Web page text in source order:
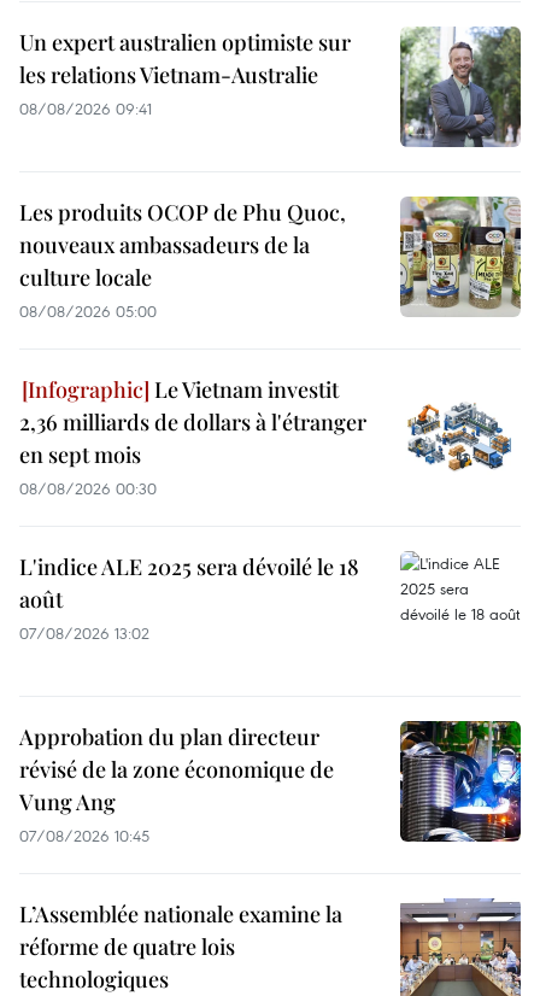
Un expert australien optimiste sur
les relations Vietnam-Australie
08/08/2026 09:41
Les produits OCOP de Phu Quoc,
nouveaux ambassadeurs de la
culture locale
08/08/2026 05:00
Le Vietnam investit
2,36 milliards de dollars à l'étranger
en sept mois
08/08/2026 00:30
L'indice ALE 2025 sera dévoilé le 18
août
07/08/2026 13:02
Approbation du plan directeur
révisé de la zone économique de
Vung Ang
07/08/2026 10:45
L’Assemblée nationale examine la
réforme de quatre lois
technologiques